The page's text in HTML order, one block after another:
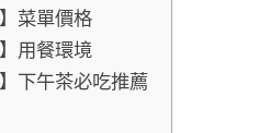
菜單價格
用餐環境
下午茶必吃推薦